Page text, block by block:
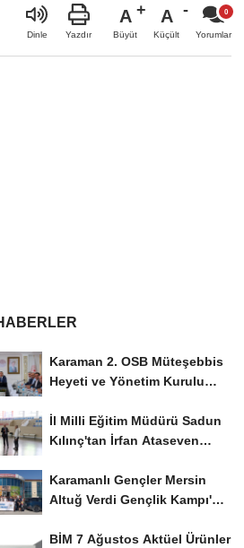
Dinle Yazdır
A
Büyüt
A
Küçült Yorumlar
Karaman 2. OSB Müteşebbis
Heyeti ve Yönetim Kurulu
İl Milli Eğitim Müdürü Sadun
Kılınç'tan İrfan Ataseven
Karamanlı Gençler Mersin
Altuğ Verdi Gençlik Kampı'na
BİM 7 Ağustos Aktüel Ürünler